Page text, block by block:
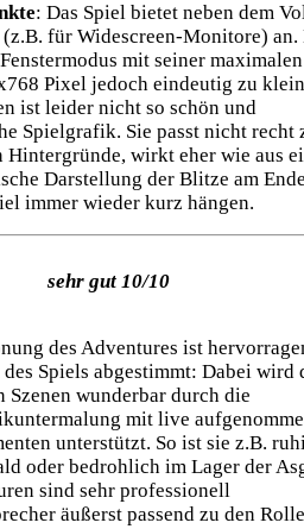
: Das Spiel bietet neben dem
(z.B. für Widescreen-Monitore) an.
mit seiner maximalen
Pixel jedoch eindeutig zu
ist leider nicht so schön und
Spielgrafik. Sie passt nicht recht
Hintergründe, wirkt eher wie aus
Darstellung der Blitze am
immer wieder kurz hängen.
sehr gut 10/10
des Adventures ist
Spiels abgestimmt: Dabei wird
Szenen wunderbar durch die
mit live
unterstützt. So ist sie z.B.
oder bedrohlich im Lager der
sind sehr professionell
äußerst passend zu den